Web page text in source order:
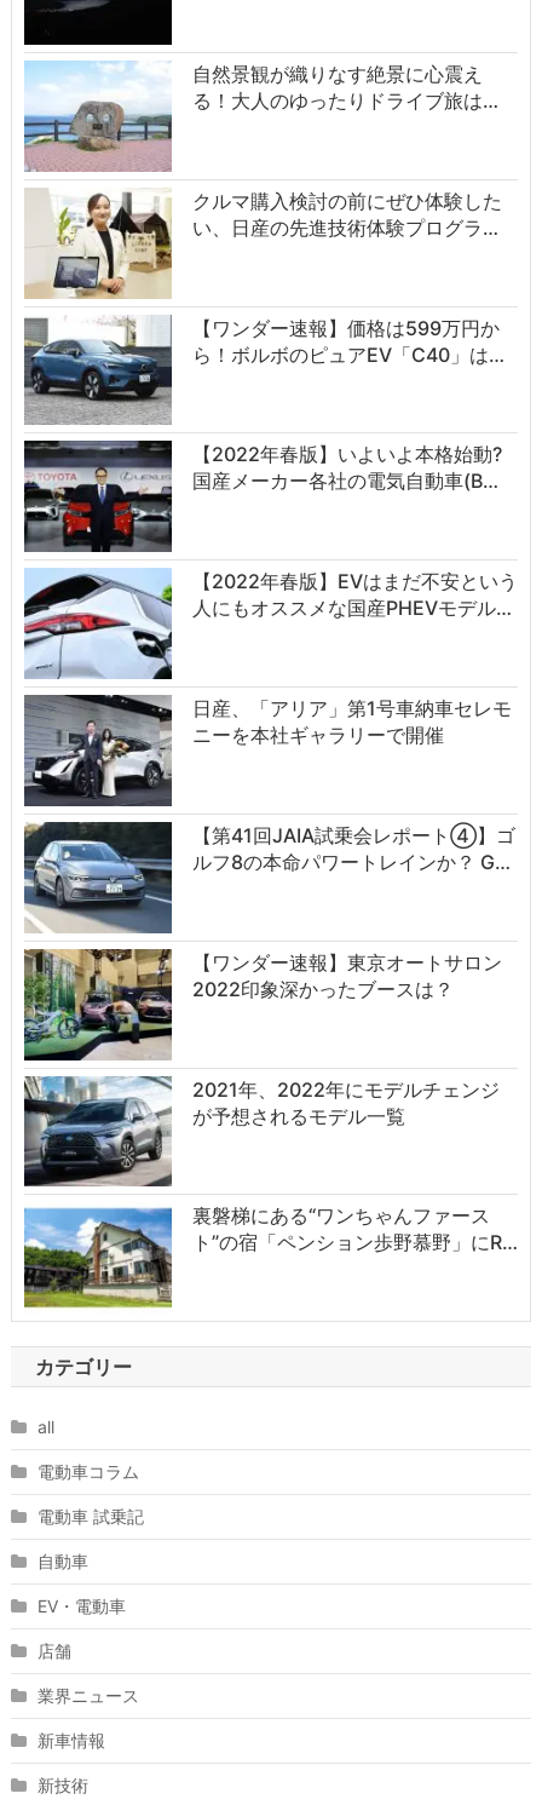
自然景観が織りなす絶景に心震え
る！大人のゆったりドライブ旅は…
クルマ購入検討の前にぜひ体験した
い、日産の先進技術体験プログラ…
【ワンダー速報】価格は599万円か
ら！ボルボのピュアEV「C40」は…
【2022年春版】いよいよ本格始動?
国産メーカー各社の電気自動車(B…
【2022年春版】EVはまだ不安という
人にもオススメな国産PHEVモデル…
日産、「アリア」第1号車納車セレモ
ニーを本社ギャラリーで開催
【第41回JAIA試乗会レポート④】ゴ
ルフ8の本命パワートレインか？ G…
【ワンダー速報】東京オートサロン
2022印象深かったブースは？
2021年、2022年にモデルチェンジ
が予想されるモデル一覧
裏磐梯にある“ワンちゃんファース
ト”の宿「ペンション歩野慕野」にR…
カテゴリー
all
電動車コラム
電動車 試乗記
自動車
EV・電動車
店舗
業界ニュース
新車情報
新技術